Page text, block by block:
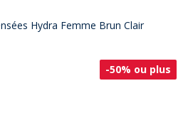
Hydra Femme Brun Clair
-50% ou plus